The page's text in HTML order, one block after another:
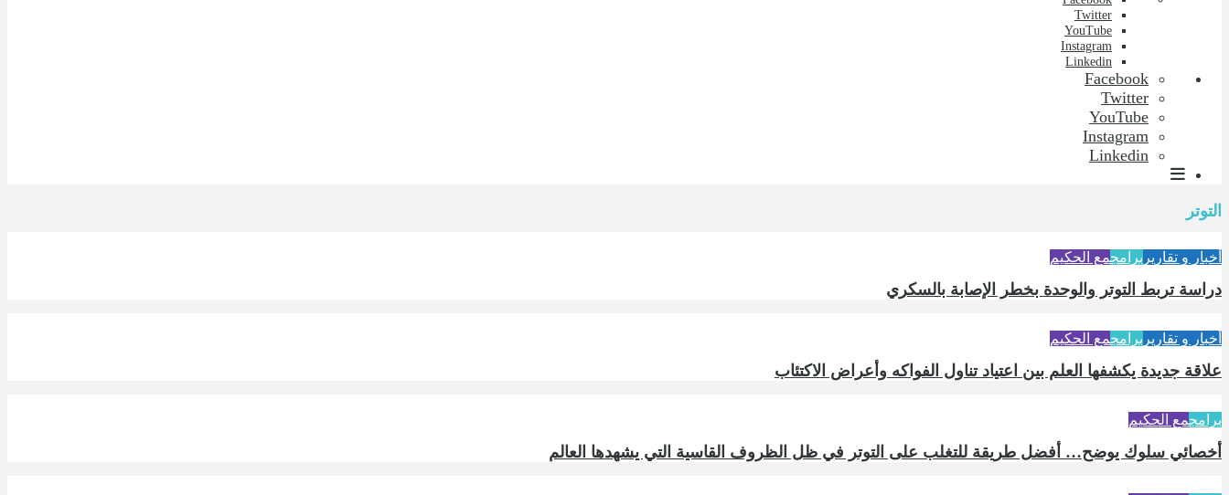
Twitter
YouTube
Instagram
Linkedin
Facebook
Twitter
YouTube
Instagram
Linkedin
التوتر
أخبار و تقارير برامجمع الحكيم
دراسة تربط التوتر والوحدة بخطر الإصابة بالسكري
أخبار و تقارير برامجمع الحكيم
علاقة جديدة يكشفها العلم بين اعتياد تناول الفواكه وأعراض الاكتئاب
برامجمع الحكيم
أخصائي سلوك يوضح… أفضل طريقة للتغلب على التوتر في ظل الظروف القاسية التي يشهدها العالم‎‎